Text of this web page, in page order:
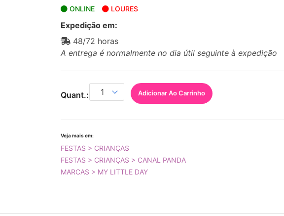
ONLINE LOURES
Expedição em:
48/72 horas
A entrega é normalmente no dia útil seguinte à expedição
Quant.: Adicionar Ao Carrinho
Veja mais em:
FESTAS > CRIANÇAS
FESTAS > CRIANÇAS > CANAL PANDA
MARCAS > MY LITTLE DAY